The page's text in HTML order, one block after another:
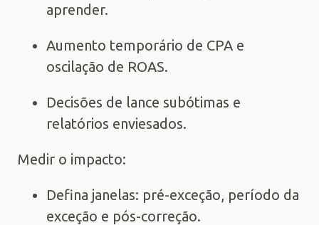
aprender.
Aumento temporário de CPA e
oscilação de ROAS.
Decisões de lance subótimas e
relatórios enviesados.
Medir o impacto:
Defina janelas: pré-exceção, período da
exceção e pós-correção.